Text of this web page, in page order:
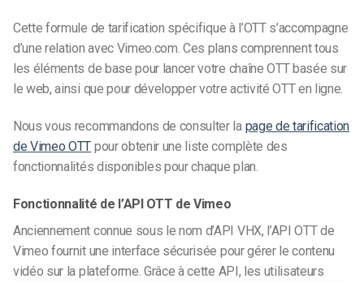
Cette formule de tarification spécifique à l’OTT s’accompagne
d’une relation avec Vimeo.com. Ces plans comprennent tous
les éléments de base pour lancer votre chaîne OTT basée sur
le web, ainsi que pour développer votre activité OTT en ligne.
Nous vous recommandons de consulter la page de tarification
de Vimeo OTT pour obtenir une liste complète des
fonctionnalités disponibles pour chaque plan.
Fonctionnalité de l’API OTT de Vimeo
Anciennement connue sous le nom d’API VHX, l’API OTT de
Vimeo fournit une interface sécurisée pour gérer le contenu
vidéo sur la plateforme. Grâce à cette API, les utilisateurs